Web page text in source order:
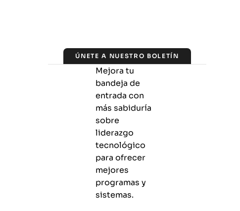
ÚNETE A NUESTRO BOLETÍN
Mejora tu
bandeja de
entrada con
más sabiduría
sobre
liderazgo
tecnológico
para ofrecer
mejores
programas y
sistemas.